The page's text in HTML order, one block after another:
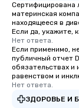
Сертифицирована
материнская
находящееся в
Если да, укажите,
Нет ответа.
Если применимо,
публичный отчет
обязательствах и
равенством и
Нет ответа.
ЗДОРОВЬЕ И